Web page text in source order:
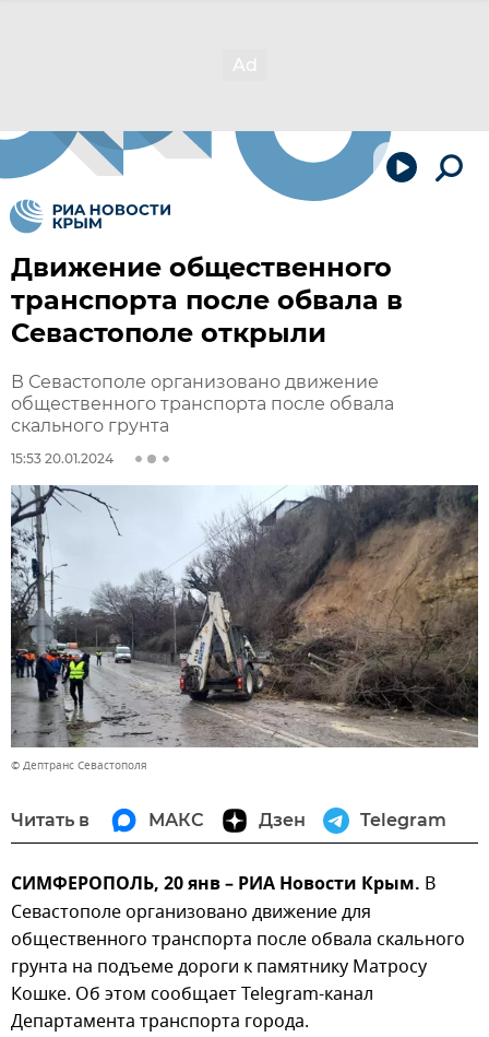
Движение общественного
транспорта после обвала в
Севастополе открыли
В Севастополе организовано движение
общественного транспорта после обвала
скального грунта
15:53 20.01.2024
© Дептранс Севастополя
Читать в МАКС Дзен Telegram
СИМФЕРОПОЛЬ, 20 янв – РИА Новости Крым. В
Севастополе организовано движение для
общественного транспорта после обвала скального
грунта на подъеме дороги к памятнику Матросу
Кошке. Об этом сообщает Telegram-канал
Департамента транспорта города.